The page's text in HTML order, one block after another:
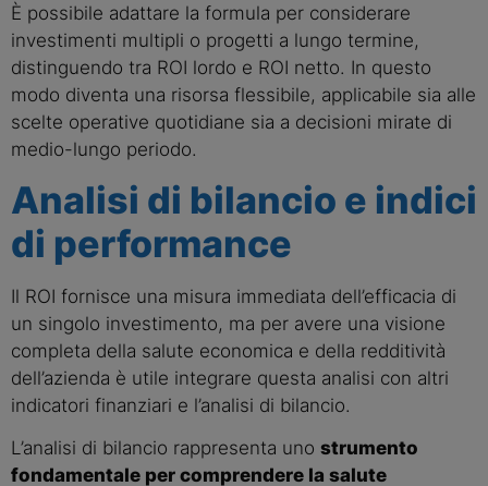
È possibile adattare la formula per considerare
investimenti multipli o progetti a lungo termine,
distinguendo tra ROI lordo e ROI netto. In questo
modo diventa una risorsa flessibile, applicabile sia alle
scelte operative quotidiane sia a decisioni mirate di
medio-lungo periodo.
Analisi di bilancio e indici
di performance
Il ROI fornisce una misura immediata dell’efficacia di
un singolo investimento, ma per avere una visione
completa della salute economica e della redditività
dell’azienda è utile integrare questa analisi con altri
indicatori finanziari e l’analisi di bilancio.
L’analisi di bilancio rappresenta uno strumento
fondamentale per comprendere la salute